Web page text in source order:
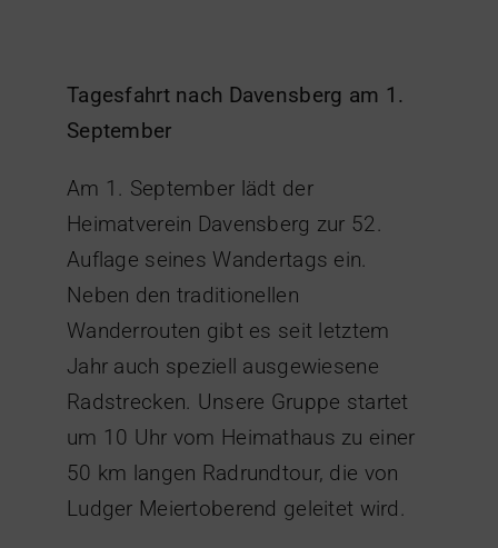
Tagesfahrt nach Davensberg am 1.
September
Am 1. September lädt der
Heimatverein Davensberg zur 52.
Auflage seines Wandertags ein.
Neben den traditionellen
Wanderrouten gibt es seit letztem
Jahr auch speziell ausgewiesene
Radstrecken. Unsere Gruppe startet
um 10 Uhr vom Heimathaus zu einer
50 km langen Radrundtour, die von
Ludger Meiertoberend geleitet wird.